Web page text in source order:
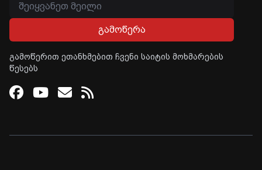
გამოწერა
გამოწერით ეთანხმებით ჩვენი საიტის მოხმარების
წესებს
Facebook
Youtube
Email
RSS